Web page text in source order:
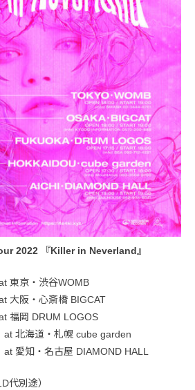
2022 『Killer in Neverland』
東京・渋谷WOMB
大阪・心斎橋 BIGCAT
福岡 DRUM LOGOS
北海道・札幌 cube garden
愛知・名古屋 DIAMOND HALL
代別途）